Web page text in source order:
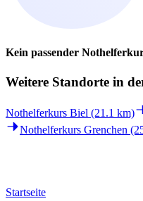
Kein passender
Weitere Standorte in
Nothelferkurs Biel (21.1 km)
Nothelferkurs Grenchen
Startseite